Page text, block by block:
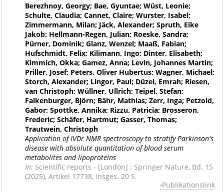
Berezhnoy, Georgy; Bae, Gyuntae; Wüst, Leonie;
Schulte, Claudia; Cannet, Claire; Wurster, Isabel;
Zimmermann, Milan; Jäck, Alexander; Spruth, Eike
Jakob; Hellmann-Regen, Julian; Roeske, Sandra;
Pürner, Dominik; Glanz, Wenzel; Maaß, Fabian;
Hufschmidt, Felix; Kilimann, Ingo; Dinter, Elisabeth;
Kimmich, Okka; Gamez, Anna; Levin, Johannes Martin;
Priller, Josef; Peters, Oliver Hubertus; Wagner, Michael;
Storch, Alexander; Lingor, Paul; Düzel, Emrah; Riesen,
van Christoph; Wüllner, Ullrich; Teipel, Stefan;
Falkenburger, Björn; Bähr, Mathias; Zerr, Inga; Petzold,
Gabor; Spottke, Annika; Rizzu, Patricia; Brosseron,
Frederic; Schäfer, Hartmut; Gasser, Thomas;
Trautwein, Christoph
Application of IVDr NMR spectroscopy to stratify Parkinson's
disease with absolute quantitation of blood serum
metabolites and lipoproteins
In: Scientific reports - [London] : Springer Nature, Bd. 15
(2025), Artikel 17738, insges. 20 S.
Publikationslink